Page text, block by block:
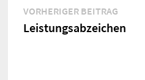
VORHERIGER BEITRAG
Leistungsabzeichen